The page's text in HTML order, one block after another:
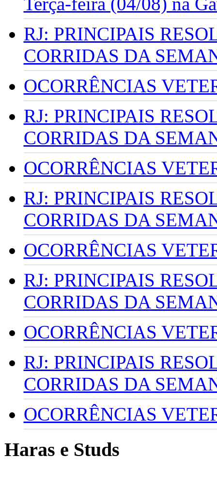
RJ: PRINCIPAIS
CORRIDAS DA
OCORRÊNCIAS
RJ: PRINCIPAIS
CORRIDAS DA
OCORRÊNCIAS
RJ: PRINCIPAIS
CORRIDAS DA
OCORRÊNCIAS
RJ: PRINCIPAIS
CORRIDAS DA
OCORRÊNCIAS
RJ: PRINCIPAIS
CORRIDAS DA
OCORRÊNCIAS
Haras e Studs